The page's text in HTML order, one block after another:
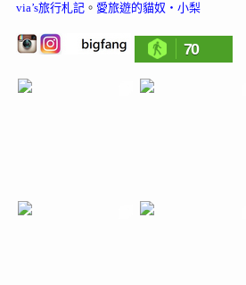
via’s旅行札記。 愛旅遊的貓奴‧小梨
70